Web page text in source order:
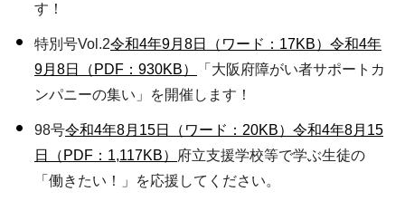
す！
特別号Vol.2令和4年9月8日（ワード：17KB） 令和4年
9月8日（PDF：930KB）
「大阪府障がい者サポートカ
ンパニーの集い」を開催します！
98号令和4年8月15日（ワード：20KB） 令和4年8月15
日（PDF：1,117KB）
府立支援学校等で学ぶ生徒の
「働きたい！」を応援してください。